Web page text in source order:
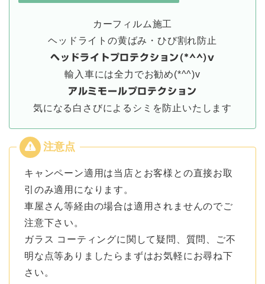
カーフィルム施工
ヘッドライトの黄ばみ・ひび割れ防止
ヘッドライトプロテクション(*^^)v
輸入車には全力でお勧め(*^^)v
アルミモールプロテクション
気になる白さびによるシミを防止いたします
キャンペーン適用は当店とお客様との直接お取
引のみ適用になります。
車屋さん等経由の場合は適用されませんのでご
注意下さい。
ガラス コーティングに関して疑問、質問、ご不
明な点等ありましたらまずはお気軽にお尋ね下
さい。